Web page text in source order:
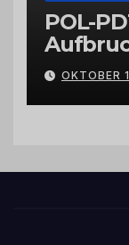
POL-
OKTOBER